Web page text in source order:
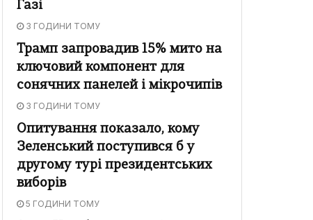
Газі
3 ГОДИНИ ТОМУ
Трамп запровадив 15% мито на
ключовий компонент для
сонячних панелей і мікрочипів
3 ГОДИНИ ТОМУ
Опитування показало, кому
Зеленський поступився б у
другому турі президентських
виборів
5 ГОДИНИ ТОМУ